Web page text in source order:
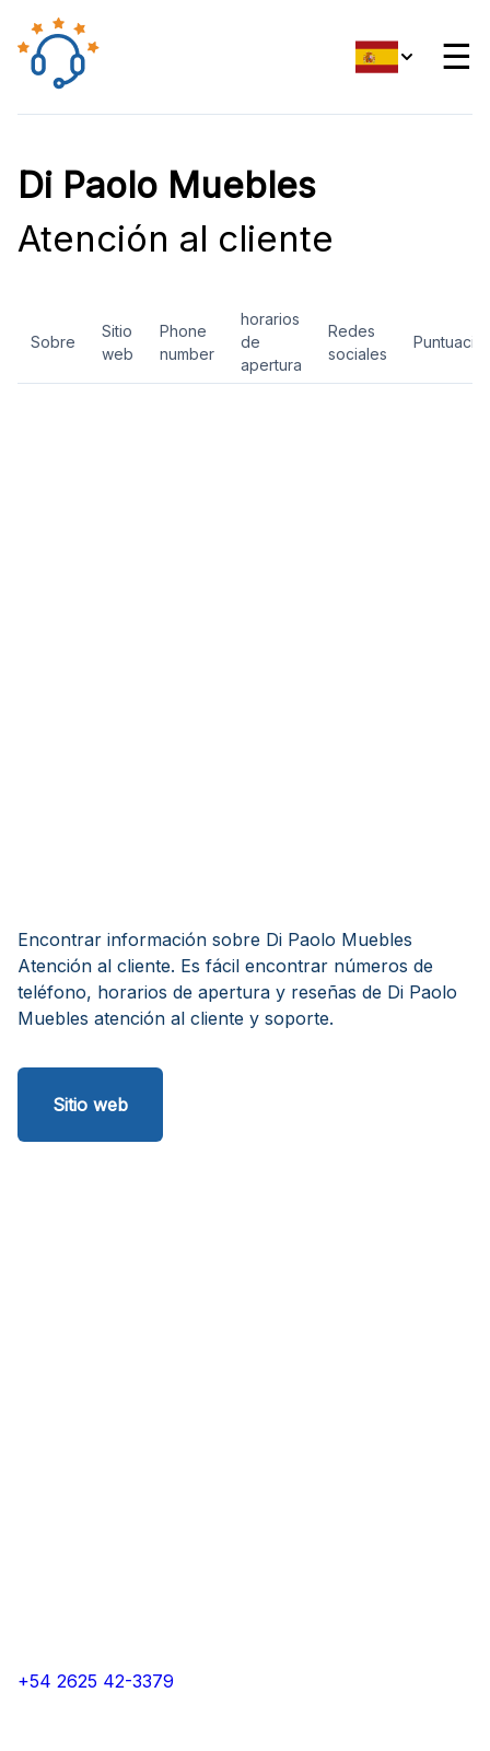
☰
Di Paolo Muebles
Atención al cliente
Sobre
Sitio
web
Phone
number
horarios
de
apertura
Redes
sociales
Encontrar información sobre Di Paolo Muebles
Atención al cliente. Es fácil encontrar números de
teléfono, horarios de apertura y reseñas de Di Paolo
Muebles atención al cliente y soporte.
Sitio web
+54 2625 42-3379